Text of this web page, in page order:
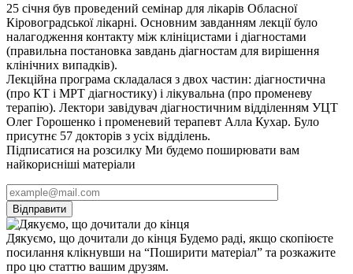
25 січня був проведений семінар для лікарів Обласної
Кіровоградської лікарні. Основним завданням лекції було
налагодження контакту між клініцистами і діагностами
(правильна постановка завдань діагностам для вирішення
клінічних випадків).
Лекційна програма складалася з двох частин: діагностична
(про КТ і МРТ діагностику) і лікувальна (про променеву
терапію). Лектори завідувач діагностичним відділенням УЦТ
Олег Горошенко і променевий терапевт Алла Кухар. Було
присутнє 57 докторів з усіх відділень.
Підписатися на розсилку Ми будемо поширювати вам
найкорисніші матеріали
Дякуємо, що дочитали до кінця Будемо раді, якщо скопіюєте
посилання клікнувши на “Поширити матеріал” та розкажите
про цю статтю вашим друзям.